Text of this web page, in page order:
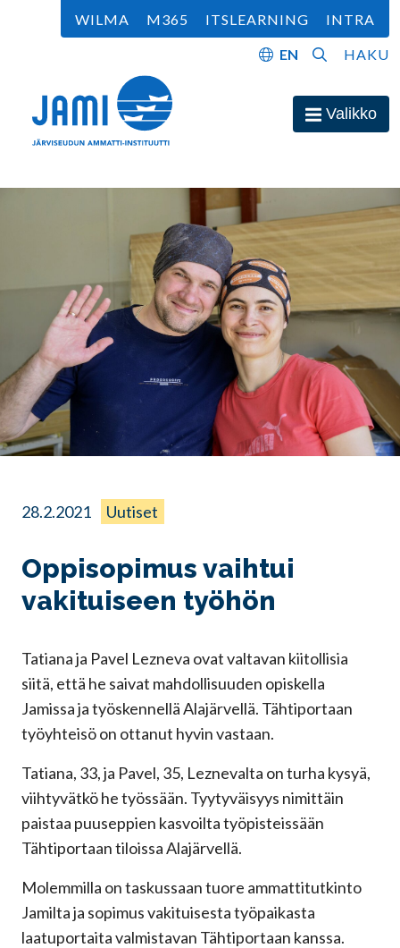
Siirry sisältöön
EN HAKU
WILMA M365 ITSLEARNING INTRA
AvaaValikko
28.2.2021 Uutiset
Oppisopimus vaihtui
vakituiseen työhön
Tatiana ja Pavel Lezneva ovat valtavan kiitollisia
siitä, että he saivat mahdollisuuden opiskella
Jamissa ja työskennellä Alajärvellä. Tähtiportaan
työyhteisö on ottanut hyvin vastaan.
Tatiana, 33, ja Pavel, 35, Leznevalta on turha kysyä,
viihtyvätkö he työssään. Tyytyväisyys nimittäin
paistaa puuseppien kasvoilta työpisteissään
Tähtiportaan tiloissa Alajärvellä.
Molemmilla on taskussaan tuore ammattitutkinto
Jamilta ja sopimus vakituisesta työpaikasta
laatuportaita valmistavan Tähtiportaan kanssa.